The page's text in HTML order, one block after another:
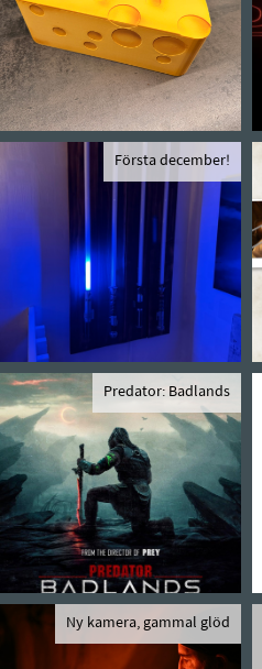
Första december!
Predator: Badlands
Ny kamera, gammal glöd